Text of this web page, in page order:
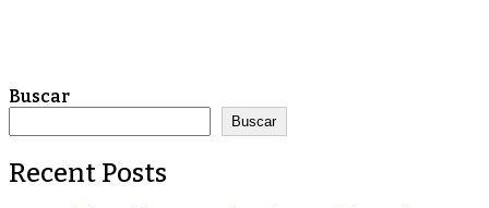
Buscar
Buscar
Recent Posts